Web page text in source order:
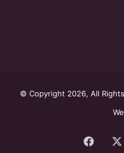
© Copyright 2026, All